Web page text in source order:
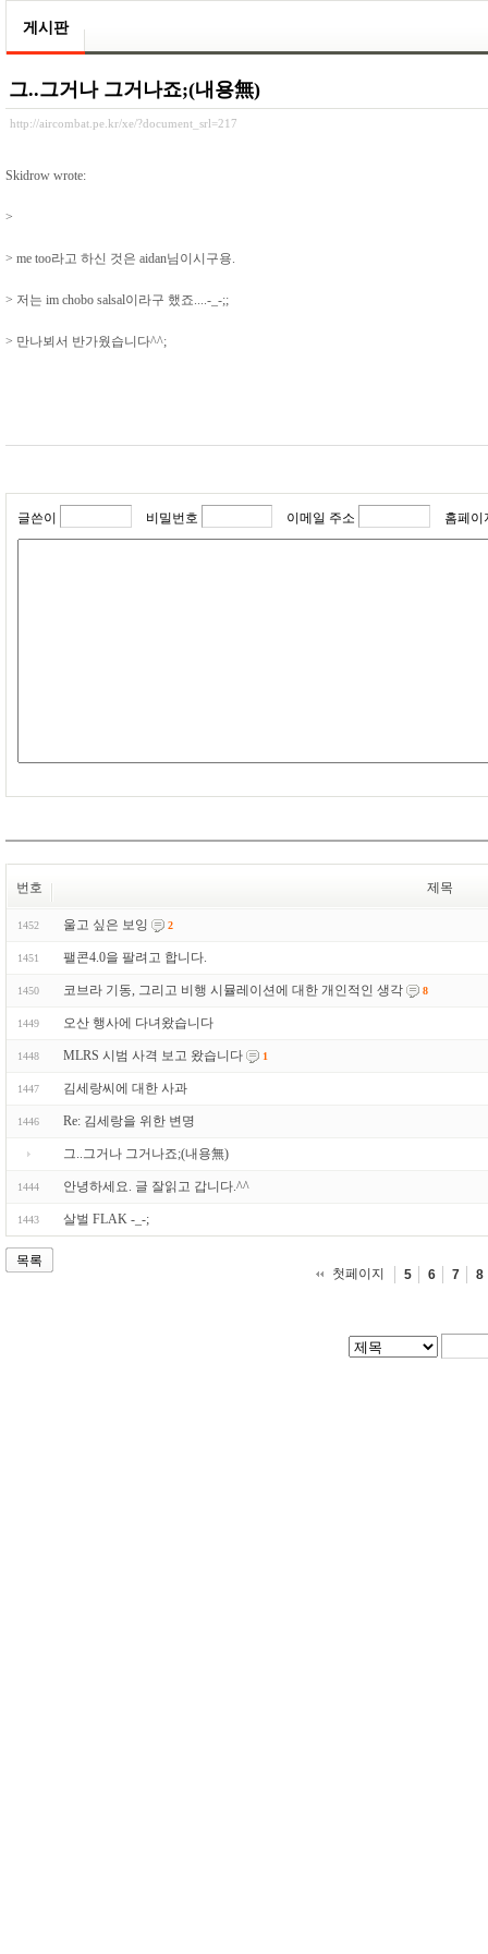
게시판
그..그거나 그거나죠;(내용無)
http://aircombat.pe.kr/xe/?document_srl=217
Skidrow wrote:
>
> me too라고 하신 것은 aidan님이시구용.
> 저는 im chobo salsal이라구 했죠....-_-;;
> 만나뵈서 반가웠습니다^^;
글쓴이 비밀번호 이메일 주소 홈페이
번호 제목
1452 울고 싶은 보잉 2
1451 팰콘4.0을 팔려고 합니다.
1450 코브라 기동, 그리고 비행 시뮬레이션에 대한 개인적인 생각 8
1449 오산 행사에 다녀왔습니다
1448 MLRS 시범 사격 보고 왔습니다 1
1447 김세랑씨에 대한 사과
1446 Re: 김세랑을 위한 변명
그..그거나 그거나죠;(내용無)
1444 안녕하세요. 글 잘읽고 갑니다.^^
1443 살벌 FLAK -_-;
목록
첫페이지
5 6 7 8